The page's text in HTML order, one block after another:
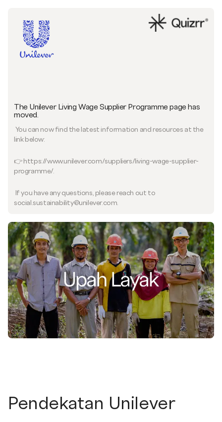
The Unilever Living Wage Supplier Programme page has
moved.
You can now find the latest information and resources at the
link below:
👉 https://www.unilever.com/suppliers/living-wage-supplier-
programme/.
If you have any questions, please reach out to
social.sustainability@unilever.com.
Pendekatan Unilever